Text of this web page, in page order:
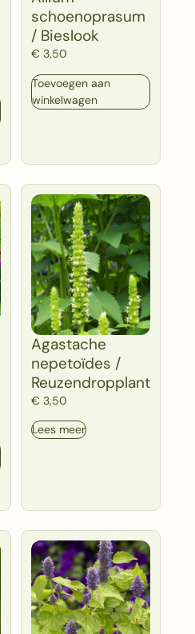
schoenoprasum
/ Bieslook
€ 3,50
Toevoegen aan
winkelwagen
Agastache
nepetoïdes /
Reuzendropplant
€ 3,50
Lees meer